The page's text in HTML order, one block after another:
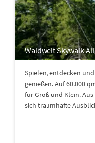
Waldwelt Skywalk
Spielen, entdecken
genießen. Auf 60.000
für Groß und Klein.
sich traumhafte